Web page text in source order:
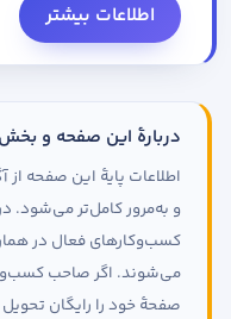
اطلاعات بیشتر
دربارهٔ این صفحه و
اطلاعات پایهٔ این صفحه
و به‌مرور کامل‌تر
کسب‌وکارهای فعال در
می‌شوند. اگر صاحب
صفحهٔ خود را رایگان